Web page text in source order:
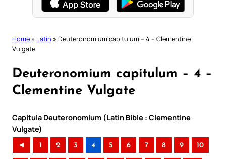
Home » Latin » Deuteronomium capitulum – 4 – Clementine
Vulgate
Deuteronomium capitulum – 4 –
Clementine Vulgate
Capitula Deuteronomium (Latin Bible : Clementine
Vulgate)
◄ 1 2 3 4 5 6 7 8 9 10